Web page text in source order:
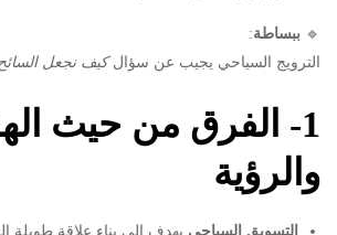
🔹 ببساطة:
الترويج السياحي يجيب عن سؤالكيف نجعل السائح
1- الفرق من حيث
والرؤية
التسويق السياحي يهدف إلى بناء علاقة طويلة